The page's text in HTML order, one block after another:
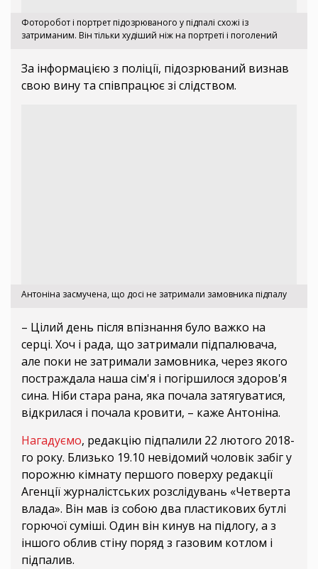
Фоторобот і портрет підозрюваного у підпалі схожі із
затриманим. Він тільки худіший ніж на портреті і поголений
За інформацією з поліції, підозрюваний визнав
свою вину та співпрацює зі слідством.
Антоніна засмучена, що досі не затримали замовника підпалу
– Цілий день після впізнання було важко на
серці. Хоч і рада, що затримали підпалювача,
але поки не затримали замовника, через якого
постраждала наша сім'я і погіршилося здоров'я
сина. Ніби стара рана, яка почала затягуватися,
відкрилася і почала кровити, – каже Антоніна.
Нагадуємо, редакцію підпалили 22 лютого 2018-
го року. Близько 19.10 невідомий чоловік забіг у
порожню кімнату першого поверху редакції
Агенції журналістських розслідувань «Четверта
влада». Він мав із собою два пластикових бутлі
горючої суміші. Один він кинув на підлогу, а з
іншого облив стіну поряд з газовим котлом і
підпалив.